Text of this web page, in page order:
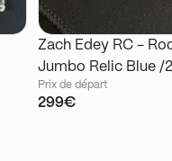
Zach Edey RC -
Jumbo Relic Blue /
Topps Inception
Prix de départ
299€